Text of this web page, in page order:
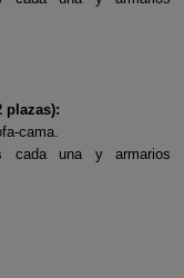
plazas):
cama.
cada una y armarios